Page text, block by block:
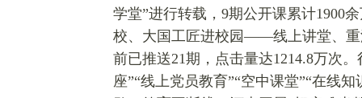
学堂”进行转载，9期公开课累计1900
校、大国工匠进校园——线上讲堂、重
前已推送21期，点击量达1214.8万次
座”“线上党员教育”“空中课堂”“在线